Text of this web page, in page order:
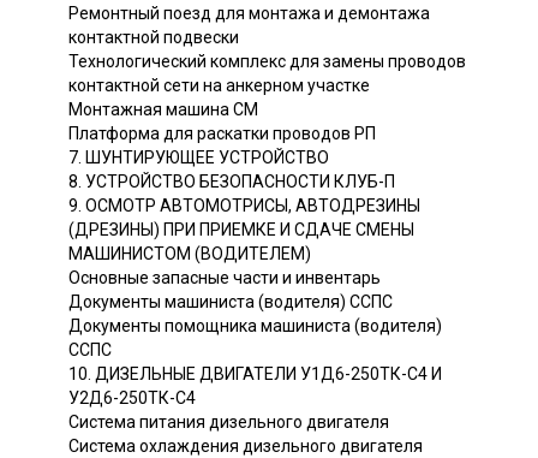
Ремонтный поезд для монтажа и демонтажа
контактной подвески
Технологический комплекс для замены проводов
контактной сети на анкерном участке
Монтажная машина СМ
Платформа для раскатки проводов РП
7. ШУНТИРУЮЩЕЕ УСТРОЙСТВО
8. УСТРОЙСТВО БЕЗОПАСНОСТИ КЛУБ-П
9. ОСМОТР АВТОМОТРИСЫ, АВТОДРЕЗИНЫ
(ДРЕЗИНЫ) ПРИ ПРИЕМКЕ И СДАЧЕ СМЕНЫ
МАШИНИСТОМ (ВОДИТЕЛЕМ)
Основные запасные части и инвентарь
Документы машиниста (водителя) ССПС
Документы помощника машиниста (водителя)
ССПС
10. ДИЗЕЛЬНЫЕ ДВИГАТЕЛИ У1Д6-250ТК-С4 И
У2Д6-250ТК-С4
Система питания дизельного двигателя
Система охлаждения дизельного двигателя